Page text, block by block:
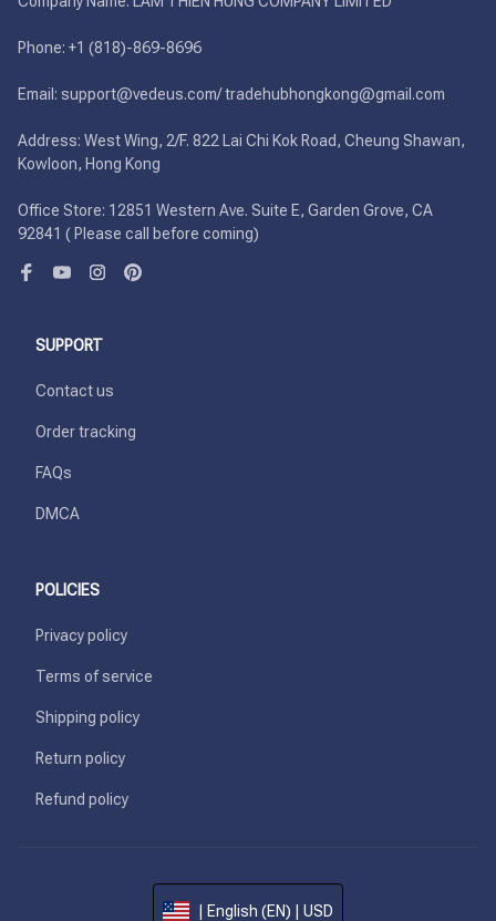
Phone: +1 (818)-869-8696
Email: support@vedeus.com/ tradehubhongkong@gmail.com
Address: West Wing, 2/F. 822 Lai Chi Kok Road, Cheung Shawan,
Kowloon, Hong Kong
Office Store: 12851 Western Ave. Suite E, Garden Grove, CA
92841 ( Please call before coming)
SUPPORT
Contact us
Order tracking
FAQs
DMCA
POLICIES
Privacy policy
Terms of service
Shipping policy
Return policy
Refund policy
| English (EN) | USD